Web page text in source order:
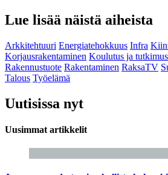
Lue lisää näistä aiheista
Arkkitehtuuri Energiatehokkuus Infra
Korjausrakentaminen Koulutus ja tutkimus
Rakennustuote Rakentaminen RaksaTV
Talous Työelämä
Uutisissa nyt
Uusimmat artikkelit